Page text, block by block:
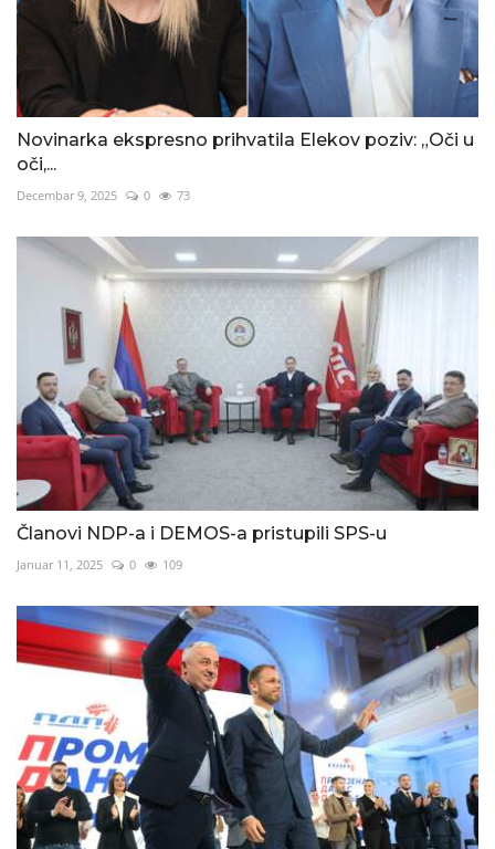
Novinarka ekspresno prihvatila Elekov poziv: „Oči u
oči,...
Decembar 9, 2025 0 73
Članovi NDP-a i DEMOS-a pristupili SPS-u
Januar 11, 2025 0 109